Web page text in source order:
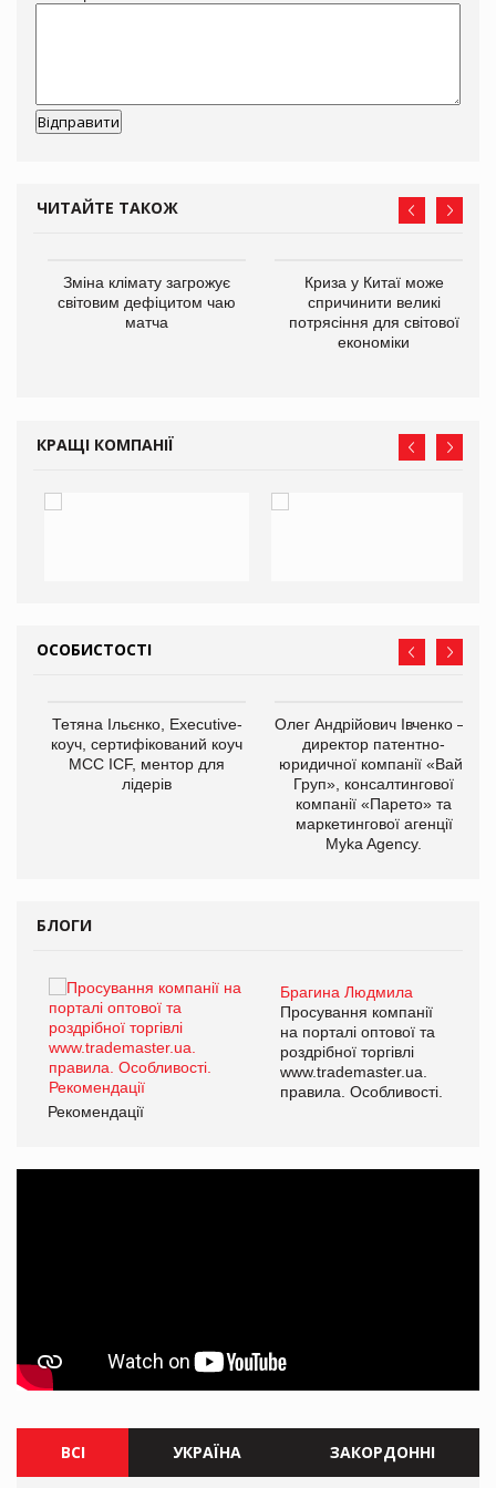
ЧИТАЙТЕ ТАКОЖ
Зміна клімату загрожує
світовим дефіцитом чаю
матча
Криза у Китаї може
спричинити великі
потрясіння для світової
економіки
КРАЩІ КОМПАНІЇ
ОСОБИСТОСТІ
Тетяна Ільєнко, Executive-
коуч, сертифікований коуч
МСС ICF, ментор для
лідерів
Олег Андрійович Івченко —
директор патентно-
юридичної компанії «Вайз
Груп», консалтингової
компанії «Парето» та
маркетингової агенції
Myka Agency.
БЛОГИ
Брагина Людмила
Просування компанії
на порталі оптової та
роздрібної торгівлі
www.trademaster.ua.
правила. Особливості.
Рекомендації
ВСІ УКРАЇНА ЗАКОРДОННІ